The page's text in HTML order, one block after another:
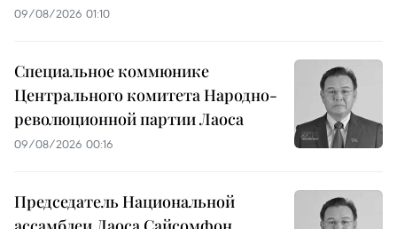
09/08/2026 01:10
Специальное коммюнике
Центрального комитета Народно-
революционной партии Лаоса
09/08/2026 00:16
Председатель Национальной